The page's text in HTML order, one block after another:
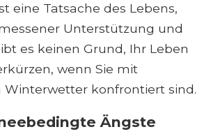
eine Tatsache des Lebens,
Unterstützung und
es keinen Grund, Ihr Leben
wenn Sie mit
Winterwetter konfrontiert sind.
Ängste